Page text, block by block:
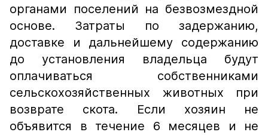
органами поселений на безвозмездной
основе. Затраты по задержанию,
доставке и дальнейшему содержанию
до установления владельца будут
оплачиваться собственниками
сельскохозяйственных животных при
возврате скота. Если хозяин не
объявится в течение 6 месяцев и не